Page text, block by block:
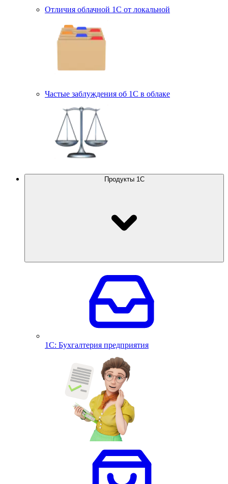
Отличия облачной 1С от локальной
Частые заблуждения об 1С в облаке
Продукты 1С
1С: Бухгалтерия предприятия